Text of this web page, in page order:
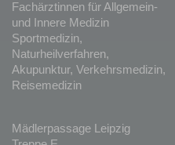
Fachärztinnen für Allgemein-
und Innere Medizin
Sportmedizin,
Naturheilverfahren,
Akupunktur, Verkehrsmedizin,
Reisemedizin
Mädlerpassage Leipzig